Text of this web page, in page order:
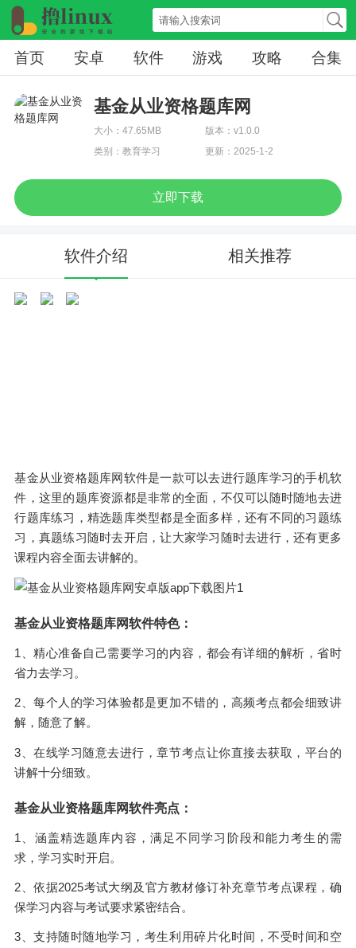
首页 安卓 软件 游戏 攻略 合集
基金从业资格题库网
大小：47.65MB
版本：v1.0.0
类别：教育学习
更新：2025-1-2
立即下载
软件介绍 相关推荐
基金从业资格题库网软件是一款可以去进行题库学习的手机软
件，这里的题库资源都是非常的全面，不仅可以随时随地去进
行题库练习，精选题库类型都是全面多样，还有不同的习题练
习，真题练习随时去开启，让大家学习随时去进行，还有更多
课程内容全面去讲解的。
基金从业资格题库网软件特色：
1、精心准备自己需要学习的内容，都会有详细的解析，省时
省力去学习。
2、每个人的学习体验都是更加不错的，高频考点都会细致讲
解，随意了解。
3、在线学习随意去进行，章节考点让你直接去获取，平台的
讲解十分细致。
基金从业资格题库网软件亮点：
1、涵盖精选题库内容，满足不同学习阶段和能力考生的需
求，学习实时开启。
2、依据2025考试大纲及官方教材修订补充章节考点课程，确
保学习内容与考试要求紧密结合。
3、支持随时随地学习，考生利用碎片化时间，不受时间和空